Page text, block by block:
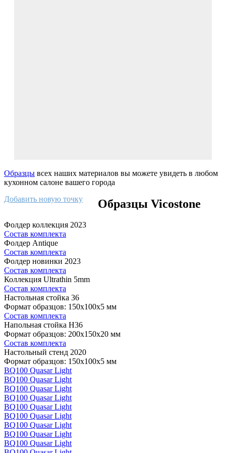
Образцы всех наших материалов вы можете увидеть в любом
кухонном салоне вашего города
Добавить новую точку
Образцы Vicostone
Фолдер коллекция 2023
Состав комплекта
Фолдер Antique
Состав комплекта
Фолдер новинки 2023
Состав комплекта
Коллекция Ultrathin 5mm
Состав комплекта
Настольная стойка 36
Формат образцов: 150x100x5 мм
Состав комплекта
Напольная стойка H36
Формат образцов: 200x150x20 мм
Состав комплекта
Настольный стенд 2020
Формат образцов: 150x100x5 мм
BQ100 Quasar Light
BQ100 Quasar Light
BQ100 Quasar Light
BQ100 Quasar Light
BQ100 Quasar Light
BQ100 Quasar Light
BQ100 Quasar Light
BQ100 Quasar Light
BQ100 Quasar Light